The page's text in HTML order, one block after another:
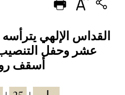
PORTUGUÊS
ESPAÑOL
DEUTSCH
القداس الإلهي يترأسه
عشر وحفل
أسقف